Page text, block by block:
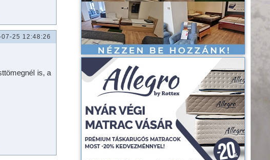
25 12:48:26
is, a